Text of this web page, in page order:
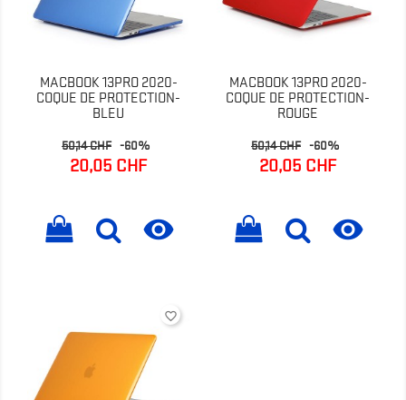
MACBOOK 13PRO 2020-
COQUE DE PROTECTION-
BLEU
Prix
de
base
50,14 CHF -60%
20,05 CHF

MACBOOK 13PRO 2020-
COQUE DE PROTECTION-
ROUGE
Prix
de
base
50,14 CHF -60%
20,05 CHF

favorite_border